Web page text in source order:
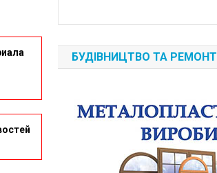
БУДІВНИЦТВО ТА РЕМОНТ